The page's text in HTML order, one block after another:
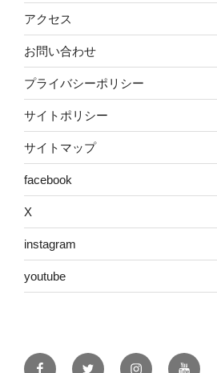
アクセス
お問い合わせ
プライバシーポリシー
サイトポリシー
サイトマップ
facebook
X
instagram
youtube
facebookX instagramyoutube